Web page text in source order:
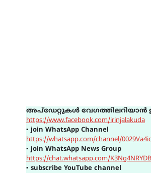
അപ്ഡേറ്റുകൾ
https://www.facebook.com/irinjalakuda
▪ join WhatsApp Channel
https://whatsapp.com/channel/
▪ join WhatsApp News Group
https://chat.whatsapp.com/
▪ subscribe YouTube channel